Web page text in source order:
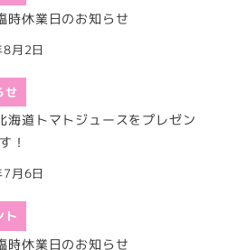
時休業日のお知らせ
月2日
せ
海道トマトジュースをプレゼン
！
月6日
ト
時休業日のお知らせ